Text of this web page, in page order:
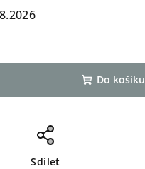
Do košíku
Sdílet